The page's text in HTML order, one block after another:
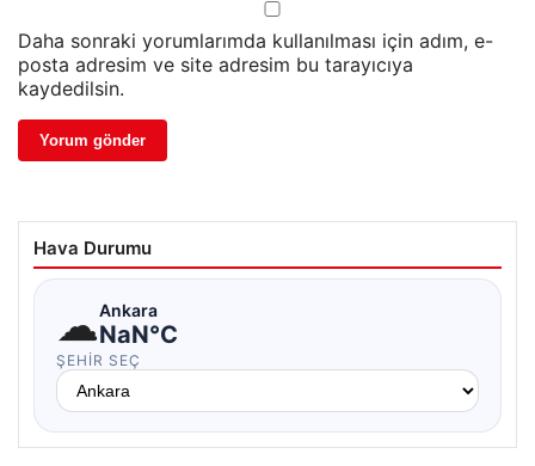
Daha sonraki yorumlarımda kullanılması için adım, e-
posta adresim ve site adresim bu tarayıcıya
kaydedilsin.
Hava Durumu
☁Ankara
NaN°C
ŞEHIR SEÇ